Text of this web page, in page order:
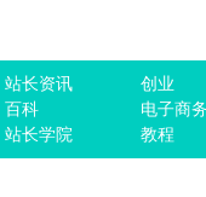
站长资讯 创业
百科 电子商务
站长学院 教程